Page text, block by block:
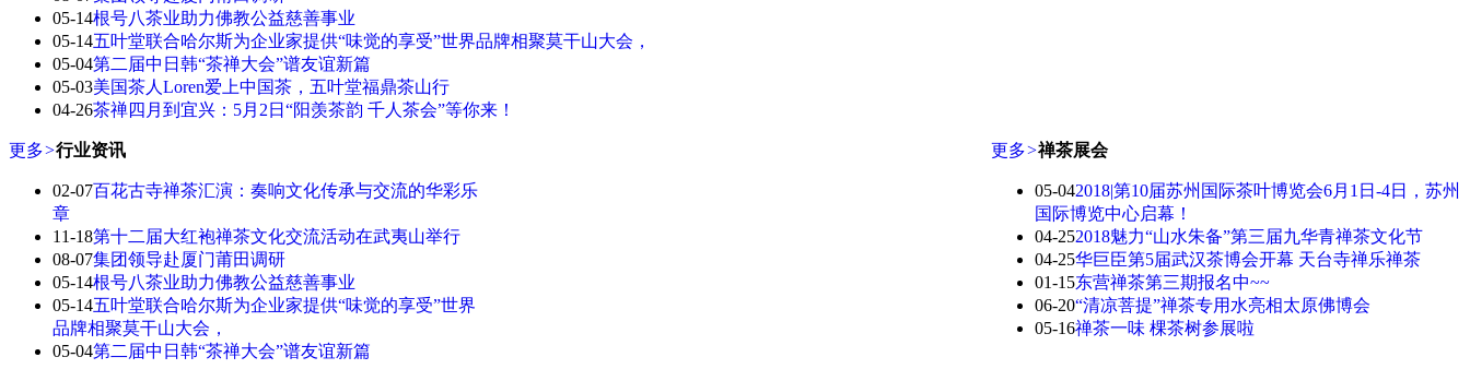
05-14根号八茶业助力佛教公益慈善事业
05-14五叶堂联合哈尔斯为企业家提供“味觉的享受”世界品牌相聚莫干山大会，
05-04第二届中日韩“茶禅大会”谱友谊新篇
05-03美国茶人Loren爱上中国茶，五叶堂福鼎茶山行
04-26茶禅四月到宜兴：5月2日“阳羡茶韵 千人茶会”等你来！
更多>行业资讯
02-07百花古寺禅茶汇演：奏响文化传承与交流的华彩乐
章
11-18第十二届大红袍禅茶文化交流活动在武夷山举行
08-07集团领导赴厦门莆田调研
05-14根号八茶业助力佛教公益慈善事业
05-14五叶堂联合哈尔斯为企业家提供“味觉的享受”世界
品牌相聚莫干山大会，
05-04第二届中日韩“茶禅大会”谱友谊新篇
更多>禅茶展会
05-042018|第10届苏州国际茶叶博览会6月1日-4日，苏州
国际博览中心启幕！
04-252018魅力“山水朱备”第三届九华青禅茶文化节
04-25华巨臣第5届武汉茶博会开幕 天台寺禅乐禅茶
01-15东营禅茶第三期报名中~~
06-20“清凉菩提”禅茶专用水亮相太原佛博会
05-16禅茶一味 棵茶树参展啦